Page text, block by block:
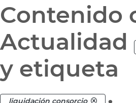
Contenido
Actualidad
y etiqueta
liquidación consorcio .